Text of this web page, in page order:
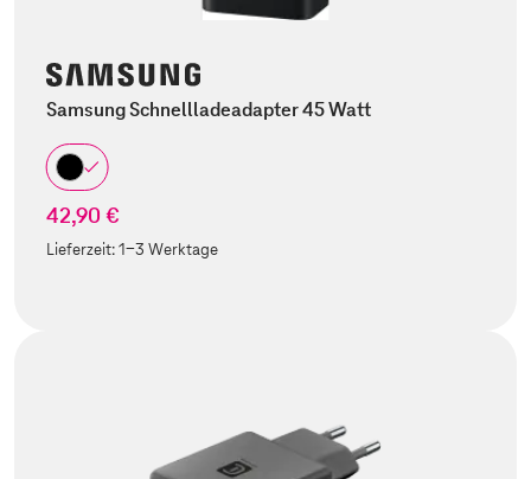
Samsung Schnellladeadapter 45 Watt
42,90 €
Lieferzeit:1-3 Werktage